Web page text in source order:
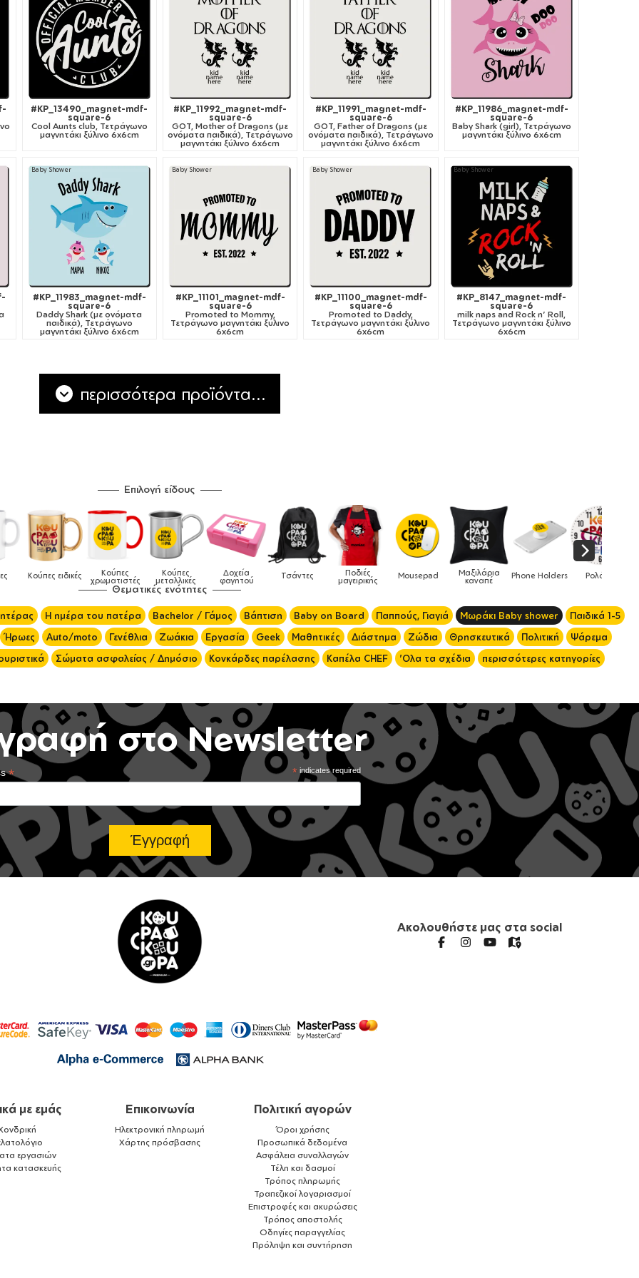
#KP_13490_magnet-mdf-
square-6
Cool Aunts club, Τετράγωνο
μαγνητάκι ξύλινο 6x6cm
#KP_11992_magnet-mdf-
square-6
GOT, Mother of Dragons (με
ονόματα παιδικά), Τετράγωνο
μαγνητάκι ξύλινο 6x6cm
#KP_11991_magnet-mdf-
square-6
GOT, Father of Dragons (με
ονόματα παιδικά), Τετράγωνο
μαγνητάκι ξύλινο 6x6cm
#KP_11986_magnet-mdf-
square-6
Baby Shark (girl), Τετράγωνο
μαγνητάκι ξύλινο 6x6cm
Baby Shower
#KP_11983_magnet-mdf-
square-6
Daddy Shark (με ονόματα
παιδικά), Τετράγωνο
μαγνητάκι ξύλινο 6x6cm
Baby Shower
#KP_11101_magnet-mdf-
square-6
Promoted to Mommy,
Τετράγωνο μαγνητάκι ξύλινο
6x6cm
Baby Shower
#KP_11100_magnet-mdf-
square-6
Promoted to Daddy,
Τετράγωνο μαγνητάκι ξύλινο
6x6cm
Baby Shower
#KP_8147_magnet-mdf-
square-6
milk naps and Rock n' Roll,
Τετράγωνο μαγνητάκι ξύλινο
6x6cm
περισσότερα προϊόντα...
Επιλογή είδους
Κούπες
χρωματιστές
Κούπες
μεταλλικές
Δοχεία
φαγητού Τσάντες Ποδιές
μαγειρικής Mousepad Μαξιλάρια
καναπέ Phone Holders Ρολόγια Βρεφικά
Θεματικές ενότητες
Η ημέρα του πατέρα Bachelor / Γάμος Βάπτιση Baby on Board Παππούς, Γιαγιά Μωράκι Baby shower
Παιδικά 1-5
Ήρωες Auto/moto Γενέθλια Ζωάκια Εργασία Geek Μαθητικές Διάστημα Ζώδια Θρησκευτικά Πολιτική
Ψάρεμα
Σώματα ασφαλείας / Δημόσιο Κονκάρδες παρέλασης Καπέλα CHEF 'Ολα τα σχέδια περισσότερες κατηγορίες
στο Newsletter
*indicates required
*
Ακολουθήστε μας στα social
με εμάς
εργασιών
κατασκευής
Επικοινωνία
Ηλεκτρονική πληρωμή
Χάρτης πρόσβασης
Πολιτική αγορών
Όροι χρήσης
Προσωπικά δεδομένα
Ασφάλεια συναλλαγών
Τέλη και δασμοί
Τρόπος πληρωμής
Τραπεζικοί λογαριασμοί
Επιστροφές και ακυρώσεις
Τρόπος αποστολής
Οδηγίες παραγγελίας
Πρόληψη και συντήρηση